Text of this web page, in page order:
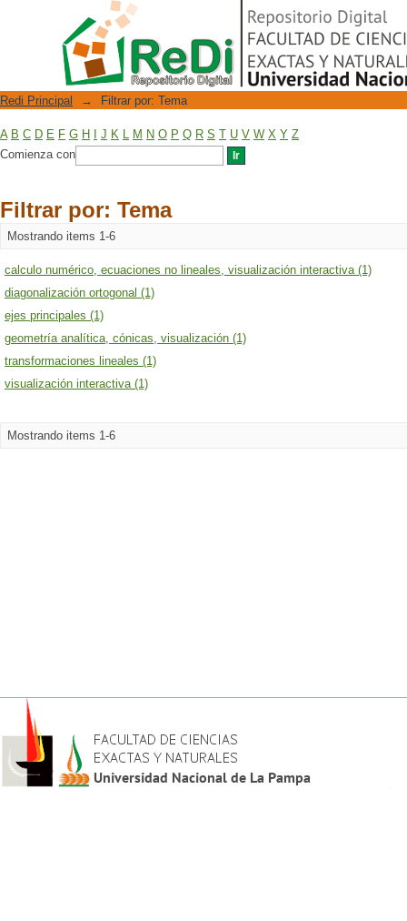
Filtrar por: Tema
Repositorio Digital
Redi Principal → Filtrar por: Tema
A B C D E F G H J K L M N O P Q R S T U V W X Y Z
Comienza con
Filtrar por: Tema
Mostrando items 1-6
calculo numérico, ecuaciones no lineales, visualización interactiva (1)
diagonalización ortogonal (1)
ejes principales (1)
geometría analítica, cónicas, visualización (1)
transformaciones lineales (1)
visualización interactiva (1)
Mostrando items 1-6